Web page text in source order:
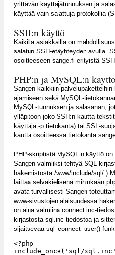
yrittävän käyttäjätunnuksen ja
käyttää vain salattuja protokollia
SSH:n käyttö
Kaikilla asiakkailla on
salatun SSH-etäyhteyden avulla.
osoitteeseen sange.fi erityistä
PHP:n ja MySQL:n käyttö
Sangen kaikkiin
ajamiseen sekä MySQL-
MySQL-tunnuksen ja salasanan,
ylläpitoon joko SSH:n kautta
käyttäjä -p tietokanta) tai SSL-
kautta osoitteessa
PHP-skriptistä MySQL:n käyttö
Sangen valmiiksi tehtyä SQL-
hakemistosta /www/include/sql/.)
laittaa selväkielisenä mihinkään
avata turvallisesti Sangen
www-sivustojen alaisuudessa
on aina valmiina connect.inc-
kirjastosta sql.inc-tiedostoa ja
sijaitsevaa sql_connect_user()-
<?php
include_once('sql/